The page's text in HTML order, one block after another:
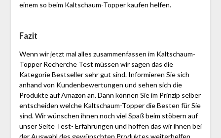
einem so beim Kaltschaum-Topper kaufen helfen.
Fazit
Wenn wir jetzt mal alles zusammenfassen im Kaltschaum-
Topper Recherche Test müssen wir sagen das die
Kategorie Bestseller sehr gut sind. Informieren Sie sich
anhand von Kundenbewertungen und sehen sich die
Produkte auf Amazon an. Dann können Sie im Prinzip selber
entscheiden welche Kaltschaum-Topper die Besten für Sie
sind. Wir wünschen ihnen noch viel Spaß beim stöbern auf
unser Seite Test- Erfahrungen und hoffen das wir ihnen bei